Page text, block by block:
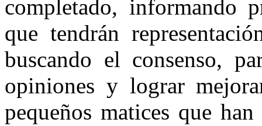
completado, informando
que tendrán
buscando el consenso,
opiniones y lograr
pequeños matices que